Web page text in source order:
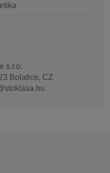
s.r.o.
Bolatice, CZ